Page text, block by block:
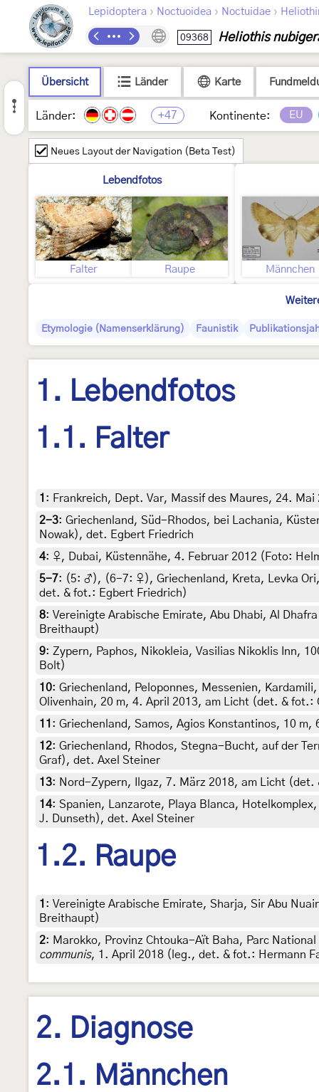
Lepidoptera › Noctuoidea › Noctuidae ›
09368 Heliothis
Übersicht Länder Karte
Länder: +47 Kontinente: EU
Neues Layout der Navigation (Beta Test)
Lebendfotos
Falter Raupe Männchen
Etymologie (Namenserklärung) Faunistik
1. Lebendfotos
1.1. Falter
1 : Frankreich, Dept. Var, Massif des Maures, 24.
2-3: Griechenland, Süd-Rhodos, bei Lachania,
Nowak), det. Egbert Friedrich
4: ♀, Dubai, Küstennähe, 4. Februar 2012 (Foto:
5-7: (5: ♂), (6-7: ♀), Griechenland, Kreta, Levka
det. & fot.: Egbert Friedrich)
8: Vereinigte Arabische Emirate, Abu Dhabi, Al
Breithaupt)
9: Zypern, Paphos, Nikokleia, Vasilias Nikoklis Inn,
Bolt)
10: Griechenland, Peloponnes, Messenien,
Olivenhain, 20 m, 4. April 2013, am Licht (det. & fot.:
11 : Griechenland, Samos, Agios Konstantinos, 10
12: Griechenland, Rhodos, Stegna-Bucht, auf der
Graf), det. Axel Steiner
13: Nord-Zypern, Ilgaz, 7. März 2018, am Licht
14: Spanien, Lanzarote, Playa Blanca,
J. Dunseth), det. Axel Steiner
1.2. Raupe
1 : Vereinigte Arabische Emirate, Sharja, Sir Abu
Breithaupt)
2: Marokko, Provinz Chtouka-Aït Baha, Parc
communis, 1. April 2018 (leg., det. & fot.: Hermann
2. Diagnose
2.1. Männchen